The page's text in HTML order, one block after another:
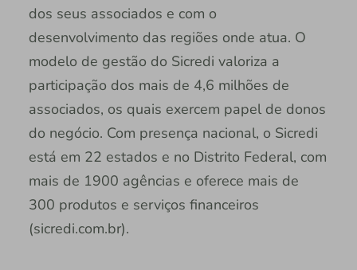
dos seus associados e com o
desenvolvimento das regiões onde atua. O
modelo de gestão do Sicredi valoriza a
participação dos mais de 4,6 milhões de
associados, os quais exercem papel de donos
do negócio. Com presença nacional, o Sicredi
está em 22 estados e no Distrito Federal, com
mais de 1900 agências e oferece mais de
300 produtos e serviços financeiros
(sicredi.com.br).